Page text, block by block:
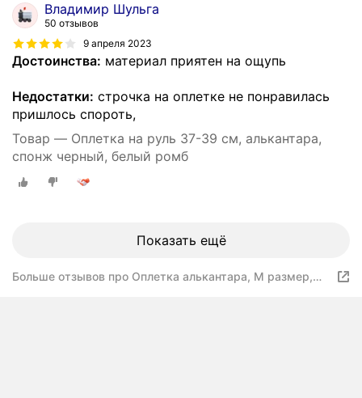
Владимир Шульга
50 отзывов
9 апреля 2023
Достоинства: материал приятен на ощупь
Недостатки: строчка на оплетке не понравилась
пришлось спороть,
Товар — Оплетка на руль 37-39 см, алькантара,
спонж черный, белый ромб
Показать ещё
Больше отзывов про Оплетка алькантара, М размер,